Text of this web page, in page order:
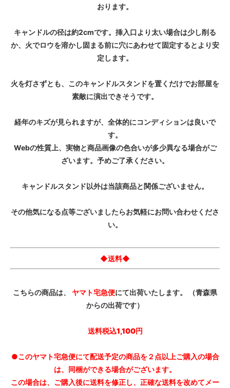
おります。
キャンドルの径は約2cmです。挿入口より太い場合は少し削る
か、火でロウを溶かし固まる前に穴にあわせて固定するとより安
定します。
火を灯さずとも、このキャンドルスタンドを置くだけでお部屋を
素敵に演出できそうです。
経年のキズが見られますが、全体的にコンディションは良いで
す。
Webの性質上、実物と商品画像の色合いが多少異なる場合がご
ざいます。予めご了承ください。
キャンドルスタンド以外は当該商品と関係ございません。
その他気になる点等ございましたらお気軽にお問い合わせくださ
い。
◆送料◆
こちらの商品は、 ヤマト宅急便にて出荷いたします。 （青森県
からの出荷です）
送料税込1,100円
●このヤマト宅急便にて配送予定の商品を２点以上ご購入の場合
は、同梱ができる場合がございます。
この場合は、ご購入後に送料を修正し、正確な送料を改めてメー